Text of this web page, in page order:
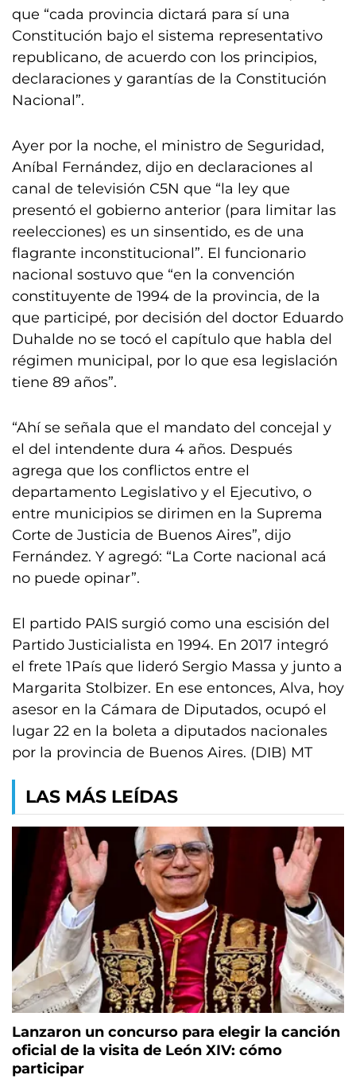
que “cada provincia dictará para sí una
Constitución bajo el sistema representativo
republicano, de acuerdo con los principios,
declaraciones y garantías de la Constitución
Nacional”.
Ayer por la noche, el ministro de Seguridad,
Aníbal Fernández, dijo en declaraciones al
canal de televisión C5N que “la ley que
presentó el gobierno anterior (para limitar las
reelecciones) es un sinsentido, es de una
flagrante inconstitucional”. El funcionario
nacional sostuvo que “en la convención
constituyente de 1994 de la provincia, de la
que participé, por decisión del doctor Eduardo
Duhalde no se tocó el capítulo que habla del
régimen municipal, por lo que esa legislación
tiene 89 años”.
“Ahí se señala que el mandato del concejal y
el del intendente dura 4 años. Después
agrega que los conflictos entre el
departamento Legislativo y el Ejecutivo, o
entre municipios se dirimen en la Suprema
Corte de Justicia de Buenos Aires”, dijo
Fernández. Y agregó: “La Corte nacional acá
no puede opinar”.
El partido PAIS surgió como una escisión del
Partido Justicialista en 1994. En 2017 integró
el frete 1País que lideró Sergio Massa y junto a
Margarita Stolbizer. En ese entonces, Alva, hoy
asesor en la Cámara de Diputados, ocupó el
lugar 22 en la boleta a diputados nacionales
por la provincia de Buenos Aires. (DIB) MT
LAS MÁS LEÍDAS
Lanzaron un concurso para elegir la canción
oficial de la visita de León XIV: cómo
participar